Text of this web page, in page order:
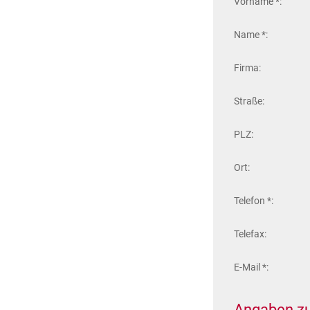
Name *:
Firma:
Straße:
PLZ:
Ort:
Telefon *:
Telefax:
E-Mail *: